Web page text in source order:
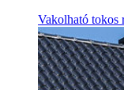
Vakolható tokos